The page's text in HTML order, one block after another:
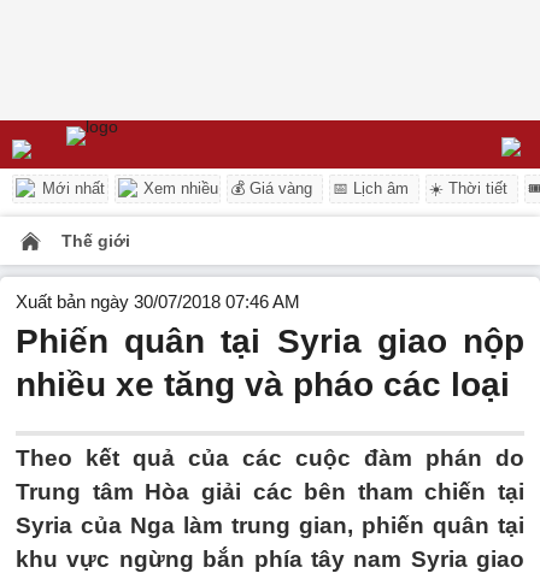
Mới nhất Xem nhiều 💰 Giá vàng 📅 Lịch âm ☀️ Thời tiết
Thế giới
Xuất bản ngày 30/07/2018 07:46 AM
Phiến quân tại Syria giao nộp
nhiều xe tăng và pháo các loại
Theo kết quả của các cuộc đàm phán do
Trung tâm Hòa giải các bên tham chiến tại
Syria của Nga làm trung gian, phiến quân tại
khu vực ngừng bắn phía tây nam Syria giao